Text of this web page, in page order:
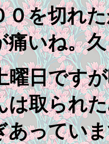
０を切れ
痛いね。
曜日です
は取られ
あってい